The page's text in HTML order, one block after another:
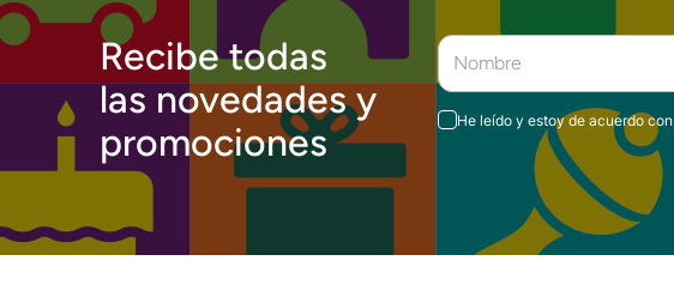
Recibe todas
las novedades y
promociones
He leído y estoy de acuerdo con